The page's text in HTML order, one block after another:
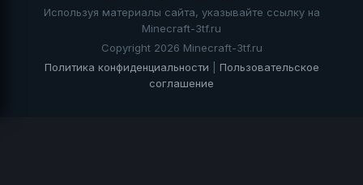
Используя материалы сайта, указывайте ссылку на
Minecraft-3tf.ru
Copyright 2026 Minecraft-3tf.ru
Политика конфиденциальности
Пользовательское
соглашение